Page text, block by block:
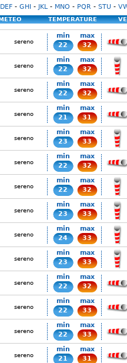
DEF- GHI- JKL- MNO - PQR - STU -
TEMPERATURE
sereno
min
22
max
32
sereno
min
22
max
32
sereno
min
22
max
32
sereno
min
21
max
31
sereno
min
23
max
33
sereno
min
22
max
32
sereno
min
22
max
32
sereno
min
23
max
33
sereno
min
24
max
33
sereno
min
23
max
33
sereno
min
22
max
32
sereno
min
22
max
33
sereno
min
22
max
33
sereno
min
21
max
31